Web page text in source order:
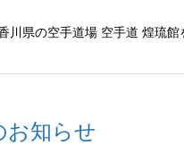
川県の空手道場 空手道 煌琉館
お知らせ